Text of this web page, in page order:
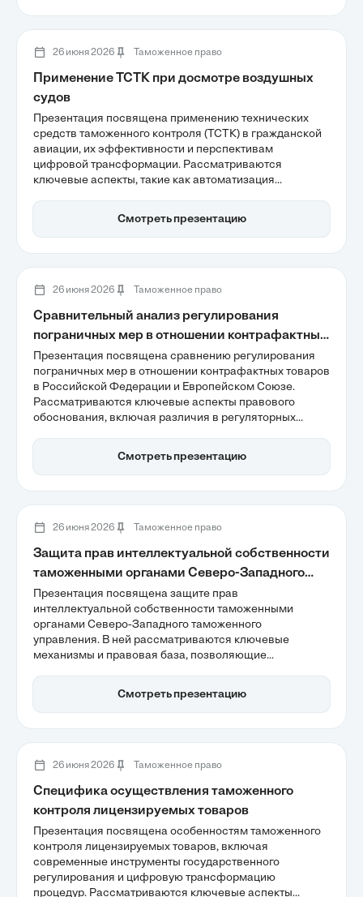
26 июня 2026 Таможенное право
Применение ТСТК при досмотре воздушных
судов
Презентация посвящена применению технических
средств таможенного контроля (ТСТК) в гражданской
авиации, их эффективности и перспективам
цифровой трансформации. Рассматриваются
ключевые аспекты, такие как автоматизация
для точечной идентификации рисков. Важно отметить,
как ТСТК помогает поддерживать баланс между
Смотреть презентацию
26 июня 2026 Таможенное право
Сравнительный анализ регулирования
пограничных мер в отношении контрафактных
товаров в Российской Федерации и
Европейском Союзе
Презентация посвящена сравнению регулирования
пограничных мер в отношении контрафактных товаров
в Российской Федерации и Европейском Союзе.
Рассматриваются ключевые аспекты правового
обоснования, включая различия в регуляторных
собственности. Также акцентируется внимание на
цифровизации таможенного контроля и рисках,
Смотреть презентацию
26 июня 2026 Таможенное право
Защита прав интеллектуальной собственности
таможенными органами Северо-Западного
таможенного управления
Презентация посвящена защите прав
интеллектуальной собственности таможенными
органами Северо-Западного таможенного
управления. В ней рассматриваются ключевые
механизмы и правовая база, позволяющие
продукции. Особое внимание уделяется
инновационным подходам, таким как автоматизация
правообладателей.
Смотреть презентацию
26 июня 2026 Таможенное право
Специфика осуществления таможенного
контроля лицензируемых товаров
Презентация посвящена особенностям таможенного
контроля лицензируемых товаров, включая
современные инструменты государственного
регулирования и цифровую трансформацию
процедур. Рассматриваются ключевые аспекты